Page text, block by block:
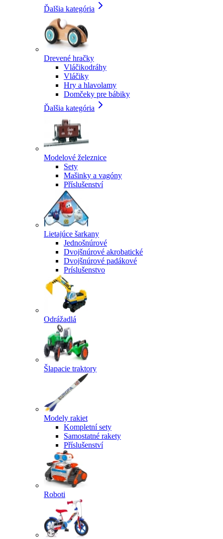
Ďalšia kategória
Drevené hračky
Vláčikodráhy
Vláčiky
Hry a hlavolamy
Domčeky pre bábiky
Ďalšia kategória
Modelové železnice
Sety
Mašinky a vagóny
Příslušenství
Lietajúce šarkany
Jednošnúrové
Dvojšnúrové akrobatické
Dvojšnúrové padákové
Príslušenstvo
Odrážadlá
Šlapacie traktory
Modely rakiet
Kompletní sety
Samostatné rakety
Příslušenství
Roboti